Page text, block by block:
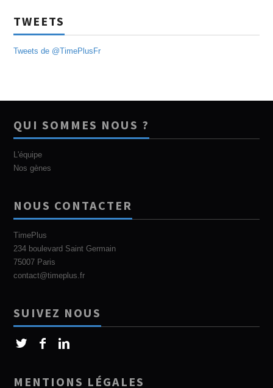
TWEETS
Tweets de @TimePlusFr
QUI SOMMES NOUS ?
L'équipe
Nos gènes
NOUS CONTACTER
TimePlus
234 boulevard Saint Germain
75007 Paris
contact@timeplus.fr
SUIVEZ NOUS
MENTIONS LÉGALES